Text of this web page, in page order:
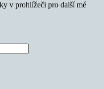
v prohlížeči pro další mé